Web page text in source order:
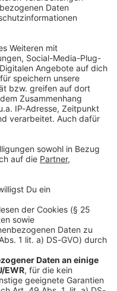
sagen?
dpa:260126-930-597800/1